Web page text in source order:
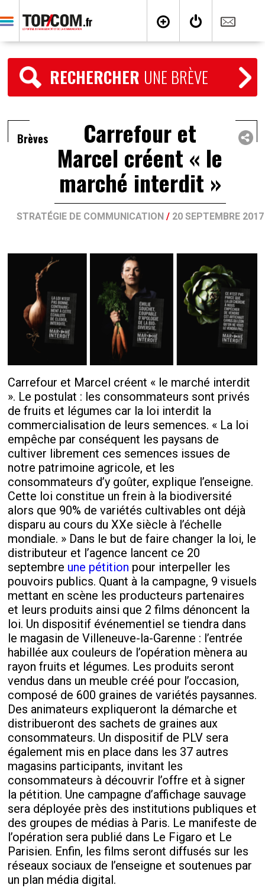
RECHERCHER UNE BRÈVE
Brèves Carrefour et
Marcel créent « le
marché interdit »
STRATÉGIE DE COMMUNICATION/ 20 SEPTEMBRE 2017
Carrefour et Marcel créent « le marché interdit
». Le postulat : les consommateurs sont privés
de fruits et légumes car la loi interdit la
commercialisation de leurs semences. « La loi
empêche par conséquent les paysans de
cultiver librement ces semences issues de
notre patrimoine agricole, et les
consommateurs d’y goûter, explique l’enseigne.
Cette loi constitue un frein à la biodiversité
alors que 90% de variétés cultivables ont déjà
disparu au cours du XXe siècle à l’échelle
mondiale. » Dans le but de faire changer la loi, le
distributeur et l’agence lancent ce 20
septembre une pétition pour interpeller les
pouvoirs publics. Quant à la campagne, 9 visuels
mettant en scène les producteurs partenaires
et leurs produits ainsi que 2 films dénoncent la
loi. Un dispositif événementiel se tiendra dans
le magasin de Villeneuve-la-Garenne : l’entrée
habillée aux couleurs de l’opération mènera au
rayon fruits et légumes. Les produits seront
vendus dans un meuble créé pour l’occasion,
composé de 600 graines de variétés paysannes.
Des animateurs expliqueront la démarche et
distribueront des sachets de graines aux
consommateurs. Un dispositif de PLV sera
également mis en place dans les 37 autres
magasins participants, invitant les
consommateurs à découvrir l’offre et à signer
la pétition. Une campagne d’affichage sauvage
sera déployée près des institutions publiques et
des groupes de médias à Paris. Le manifeste de
l’opération sera publié dans Le Figaro et Le
Parisien. Enfin, les films seront diffusés sur les
réseaux sociaux de l’enseigne et soutenues par
un plan média digital.